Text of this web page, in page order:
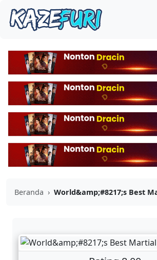
Beranda › World&amp;#8217;s Best